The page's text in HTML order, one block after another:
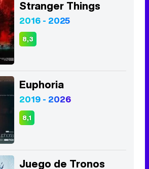
Stranger Things
2016 - 2025
8,3
Euphoria
2019 - 2026
8,1
Juego de Tronos